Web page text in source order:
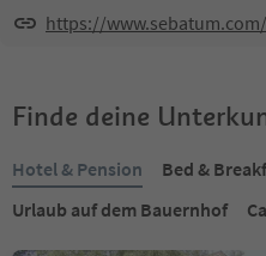
https://www.sebatum.com/
Finde deine
Hotel & Pension
Bed &
Urlaub auf dem Bauernhof